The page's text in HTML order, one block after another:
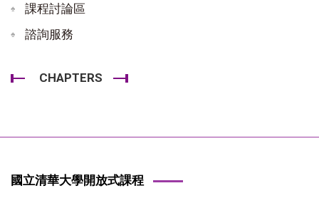
課程討論區
諮詢服務
CHAPTERS
國立清華大學開放式課程